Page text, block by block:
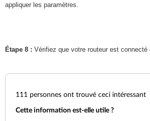
appliquer les paramètres.
Étape 8 : Vérifiez que votre routeur est connecté
111 personnes ont trouvé ceci intéressant
Cette information est-elle utile ?